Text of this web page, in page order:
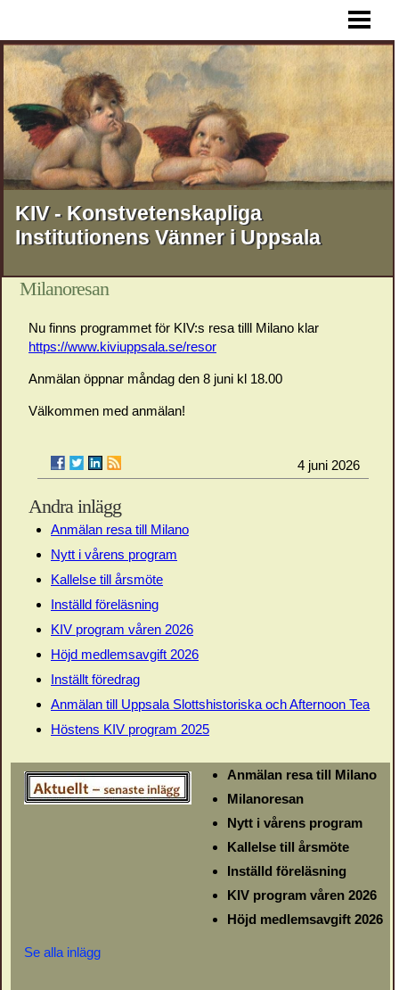
AKTUELLT
FÖREDRAG
RESOR
STIPENDIER
MEDLEMSSKAP
KONTAKT
OM KIV
KIV - Konstvetenskapliga
Institutionens Vänner i Uppsala
Milanoresan
Nu finns programmet för KIV:s resa tilll Milano klar
https://www.kiviuppsala.se/resor
Anmälan öppnar måndag den 8 juni kl 18.00
Välkommen med anmälan!
4 juni 2026
Andra inlägg
Anmälan resa till Milano
Nytt i vårens program
Kallelse till årsmöte
Inställd föreläsning
KIV program våren 2026
Höjd medlemsavgift 2026
Inställt föredrag
Anmälan till Uppsala Slottshistoriska och Afternoon Tea
Höstens KIV program 2025
Anmälan resa till Milano
Milanoresan
Nytt i vårens program
Kallelse till årsmöte
Inställd föreläsning
KIV program våren 2026
Höjd medlemsavgift 2026
Se alla inlägg